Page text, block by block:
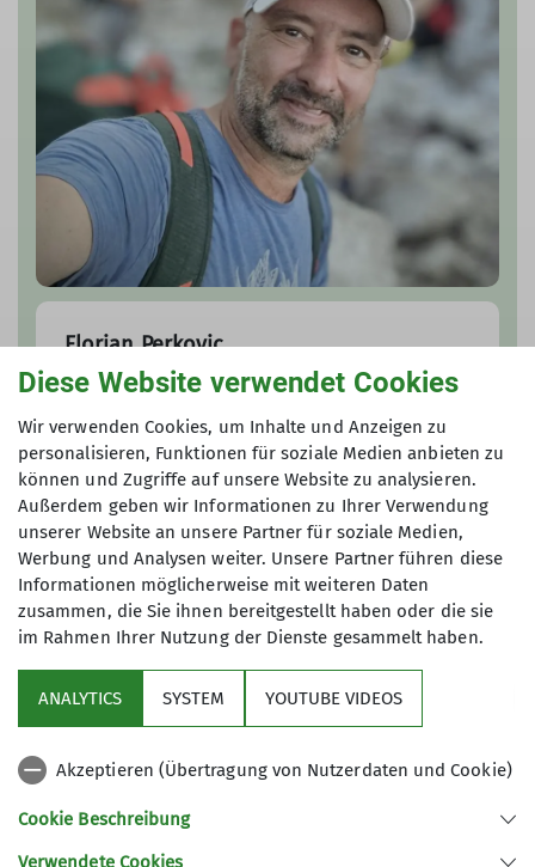
Florian Perkovic
Gruppenleitung
Sektion
Gruppen im Fokus
Diese Website verwendet Cookies
Wir verwenden Cookies, um Inhalte und Anzeigen zu
personalisieren, Funktionen für soziale Medien anbieten zu
können und Zugriffe auf unsere Website zu analysieren.
Außerdem geben wir Informationen zu Ihrer Verwendung
unserer Website an unsere Partner für soziale Medien,
Werbung und Analysen weiter. Unsere Partner führen diese
Informationen möglicherweise mit weiteren Daten
zusammen, die Sie ihnen bereitgestellt haben oder die sie
im Rahmen Ihrer Nutzung der Dienste gesammelt haben.
ANALYTICS SYSTEM YOUTUBE VIDEOS
Akzeptieren (Übertragung von Nutzerdaten und Cookie)
Cookie Beschreibung
Verwendete Cookies